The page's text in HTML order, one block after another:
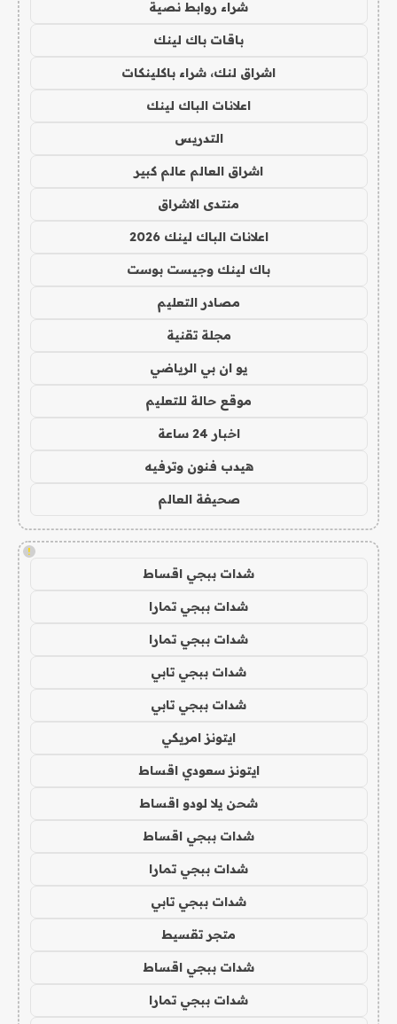
شراء روابط نصية
باقات باك لينك
اشراق لنك، شراء باكلينكات
اعلانات الباك لينك
التدريس
اشراق العالم عالم كبير
منتدى الاشراق
اعلانات الباك لينك 2026
باك لينك وجيست بوست
مصادر التعليم
مجلة تقنية
يو ان بي الرياضي
موقع حالة للتعليم
اخبار 24 ساعة
هيدب فنون وترفيه
صحيفة العالم
!
شدات ببجي اقساط
شدات ببجي تمارا
شدات ببجي تمارا
شدات ببجي تابي
شدات ببجي تابي
ايتونز امريكي
ايتونز سعودي اقساط
شحن يلا لودو اقساط
شدات ببجي اقساط
شدات ببجي تمارا
شدات ببجي تابي
متجر تقسيط
شدات ببجي اقساط
شدات ببجي تمارا